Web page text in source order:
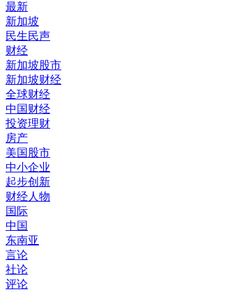
最新
新加坡
民生民声
财经
新加坡股市
新加坡财经
全球财经
中国财经
投资理财
房产
美国股市
中小企业
起步创新
财经人物
国际
中国
东南亚
言论
社论
评论